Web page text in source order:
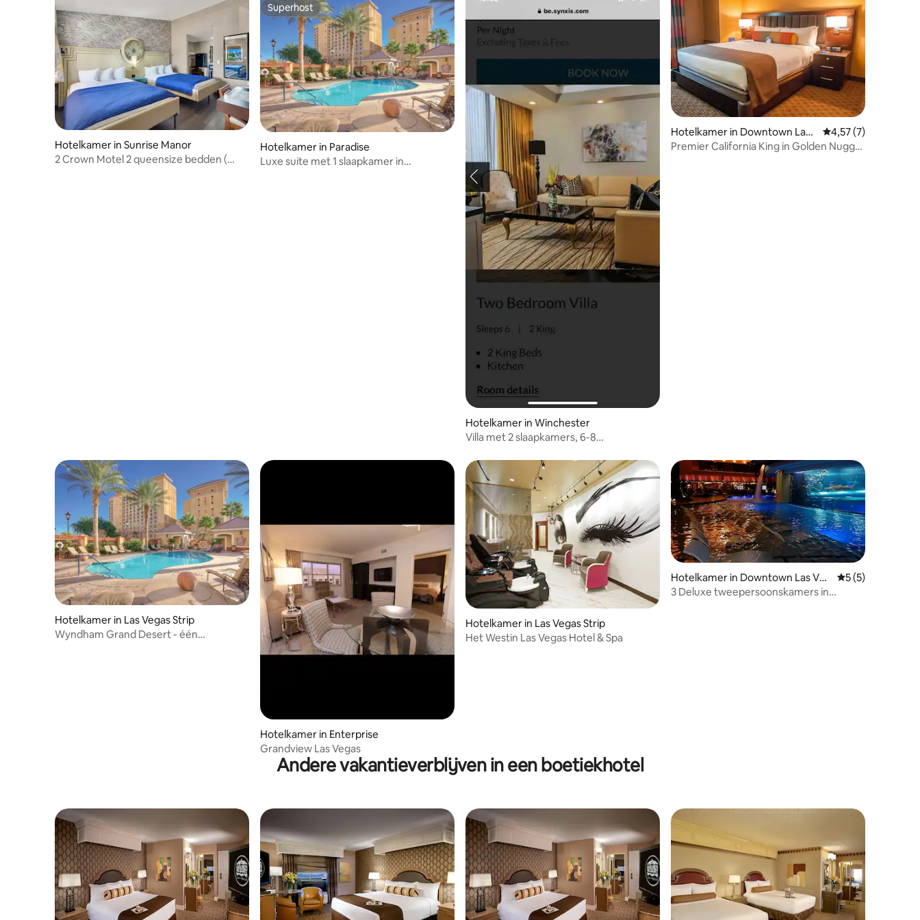
Hotelkamer in Sunrise Manor
2 Crown Motel 2 queensize bedden (
Superhost
Superhost
Hotelkamer in Paradise
Luxe suite met 1 slaapkamer in
Hotelkamer in Winchester
Villa met 2 slaapkamers, 6-8
Hotelkamer in Downtown Las
Vegas
Gemiddelde
4,57 (7)
Premier California King in Golden Nugget
Hotelkamer in Las Vegas Strip
Wyndham Grand Desert - één
Hotelkamer in Enterprise
Grandview Las Vegas
Hotelkamer in Las Vegas Strip
Het Westin Las Vegas Hotel & Spa
Hotelkamer in Downtown Las Veg
as
Gemiddelde
5 (5)
3 Deluxe tweepersoonskamers in
Andere vakantieverblijven in een boetiekhotel